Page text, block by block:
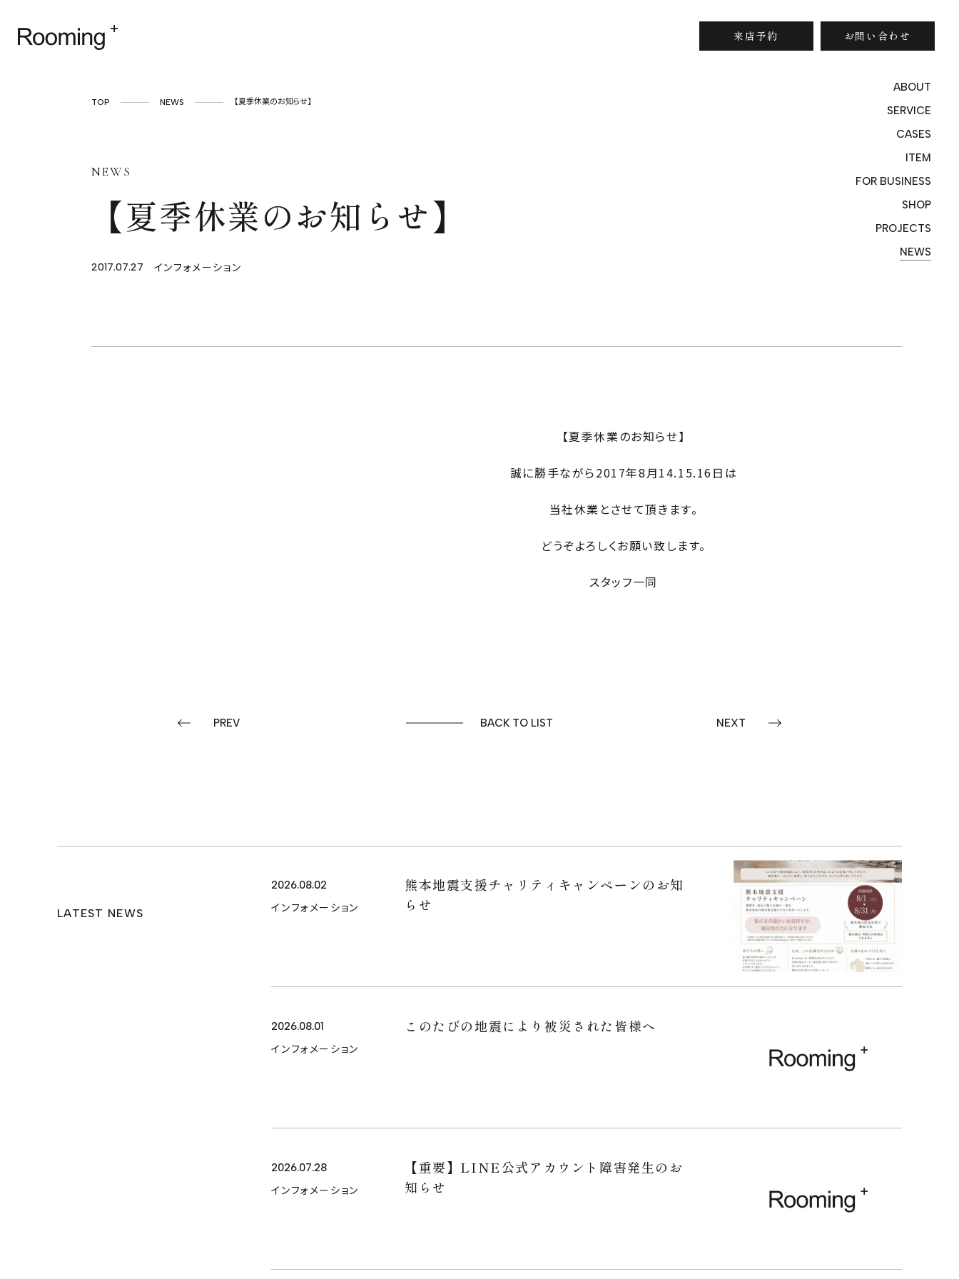
来店予約 お問い合わせ
ABOUT
SERVICE
CASES
ITEM
FOR BUSINESS
SHOP
PROJECTS
NEWS
FOR BUSINESS
PROJECTS
TOP NEWS 【夏季休業のお知らせ】
NEWS
【夏季休業のお知らせ】
2017.07.27 インフォメーション
【夏季休業のお知らせ】
誠に勝手ながら2017年8月14.15.16日は
当社休業とさせて頂きます。
どうぞよろしくお願い致します。
スタッフ一同
BACK TO LIST
PREV NEXT
LATEST NEWS
2026.08.02
インフォメーション
熊本地震支援チャリティキャンペーンのお知
らせ
2026.08.01
インフォメーション
このたびの地震により被災された皆様へ
2026.07.28
インフォメーション
【重要】LINE公式アカウント障害発生のお
知らせ